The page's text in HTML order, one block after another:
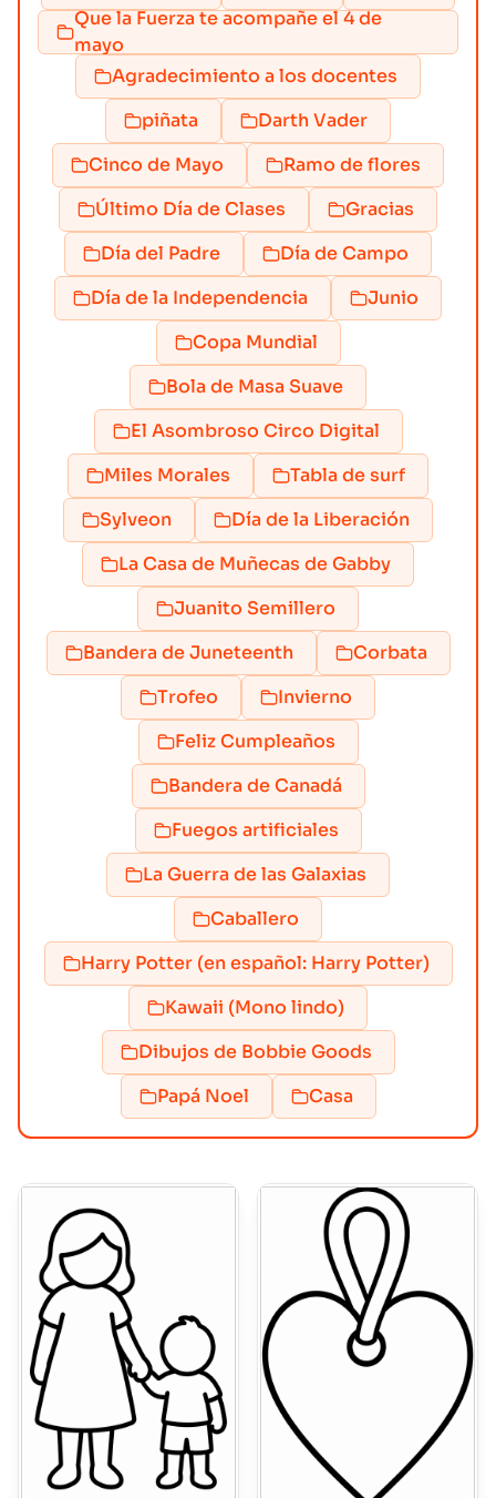
Que la Fuerza te acompañe el 4 de
mayo
Agradecimiento a los docentes
piñata
Darth Vader
Cinco de Mayo
Ramo de flores
Último Día de Clases
Gracias
Día del Padre
Día de Campo
Día de la Independencia
Junio
Copa Mundial
Bola de Masa Suave
El Asombroso Circo Digital
Miles Morales
Tabla de surf
Sylveon
Día de la Liberación
La Casa de Muñecas de Gabby
Juanito Semillero
Bandera de Juneteenth
Corbata
Trofeo
Invierno
Feliz Cumpleaños
Bandera de Canadá
Fuegos artificiales
La Guerra de las Galaxias
Caballero
Harry Potter (en español: Harry Potter)
Kawaii (Mono lindo)
Dibujos de Bobbie Goods
Papá Noel
Casa